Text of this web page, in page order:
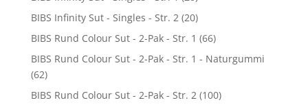
BIBS Infinity Sut - Singles - Str. 2 (20)
BIBS Rund Colour Sut - 2-Pak - Str. 1 (66)
BIBS Rund Colour Sut - 2-Pak - Str. 1 - Naturgummi
(62)
BIBS Rund Colour Sut - 2-Pak - Str. 2 (100)